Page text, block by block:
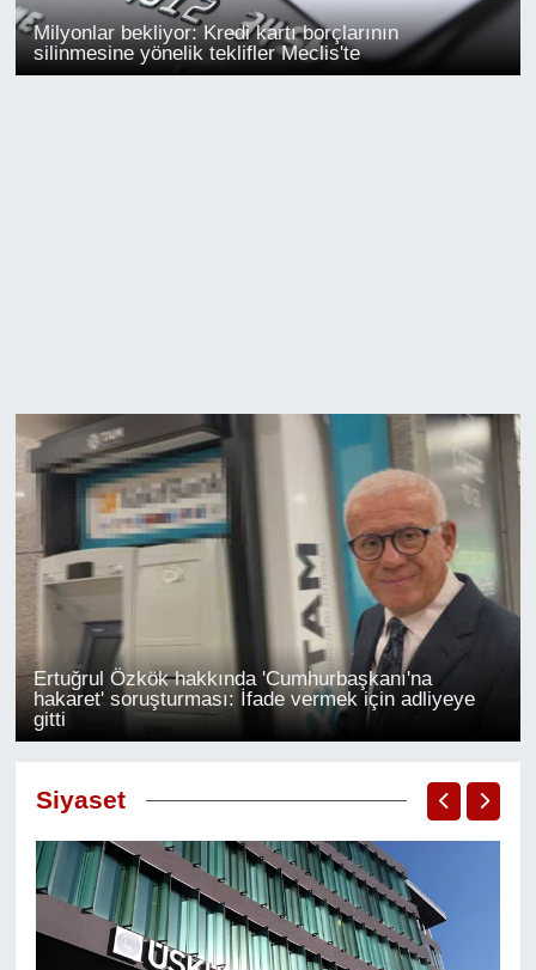
Milyonlar bekliyor: Kredi kartı borçlarının
silinmesine yönelik teklifler Meclis'te
Ertuğrul Özkök hakkında 'Cumhurbaşkanı'na
hakaret' soruşturması: İfade vermek için adliyeye
gitti
Siyaset